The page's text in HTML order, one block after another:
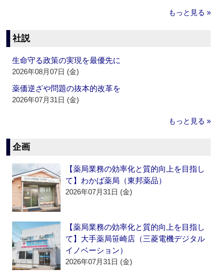
もっと見る »
社説
生命守る政策の実現を最優先に
2026年08月07日 (金)
薬価逆ざや問題の抜本的改革を
2026年07月31日 (金)
もっと見る »
企画
【薬局業務の効率化と質的向上を目指し
て】わかば薬局（東邦薬品）
2026年07月31日 (金)
【薬局業務の効率化と質的向上を目指し
て】大手薬局笹崎店（三菱電機デジタル
イノベーション）
2026年07月31日 (金)